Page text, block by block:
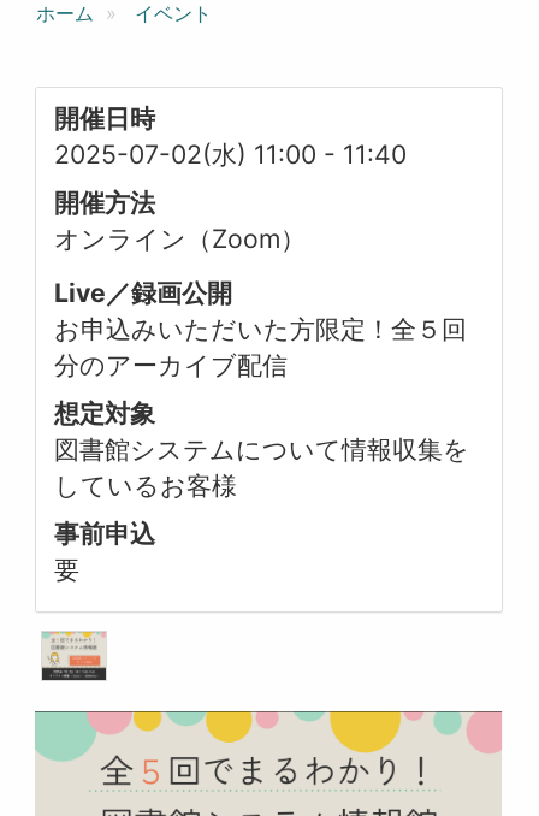
ホーム イベント
開催日時
2025-07-02(水) 11:00 - 11:40
開催方法
オンライン（Zoom）
Live／録画公開
お申込みいただいた方限定！全５回
分のアーカイブ配信
想定対象
図書館システムについて情報収集を
しているお客様
事前申込
要